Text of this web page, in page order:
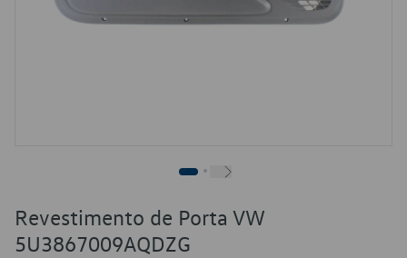
Revestimento de Porta VW
5U3867009AQDZG